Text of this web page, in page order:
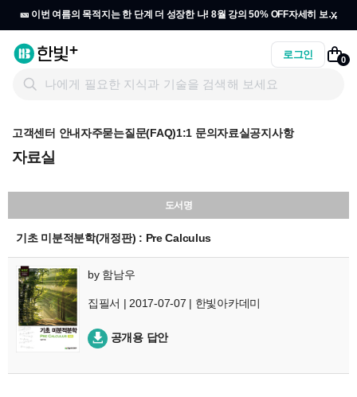
🎫 이번 여름의 목적지는 한 단계 더 성장한 나! 8월 강의 50% OFF자세히 보기
x
로그인 0
고객센터 안내자주묻는질문(FAQ)1:1 문의자료실공지사항
자료실
도서명
기초 미분적분학(개정판) : Pre Calculus
by 함남우
집필서 | 2017-07-07 | 한빛아카데미
공개용 답안